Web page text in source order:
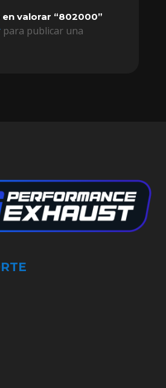
valorar “802000”
para publicar una